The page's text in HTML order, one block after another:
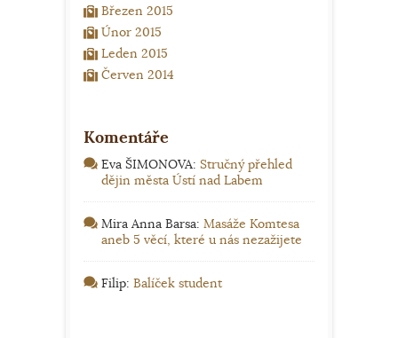
Březen 2015
Únor 2015
Leden 2015
Červen 2014
Komentáře
Eva ŠIMONOVA: Stručný přehled
dějin města Ústí nad Labem
Mira Anna Barsa: Masáže Komtesa
aneb 5 věcí, které u nás nezažijete
Filip: Balíček student